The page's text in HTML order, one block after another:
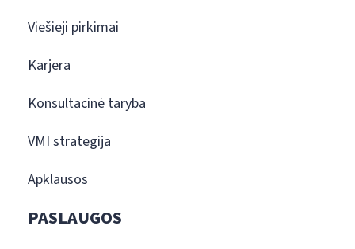
Viešieji pirkimai
Karjera
Konsultacinė taryba
VMI strategija
Apklausos
PASLAUGOS